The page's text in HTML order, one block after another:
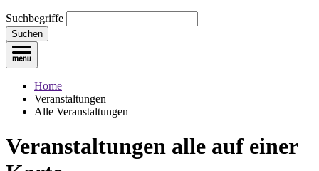
Suchbegriffe
Suchen
Home
Veranstaltungen
Alle Veranstaltungen
Veranstaltungen alle auf einer